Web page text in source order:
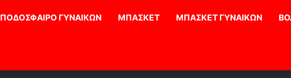
ΠΟΔΟΣΦΑΙΡΟ ΓΥΝΑΙΚΩΝ ΜΠΑΣΚΕΤ ΜΠΑΣΚΕΤ ΓΥΝΑΙΚΩΝ